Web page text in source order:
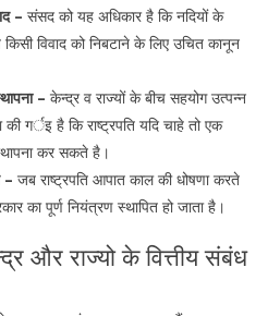
– संसद को यह अधिकार है कि नदियों के
विवाद को निबटाने के लिए उचित कानून
– केन्द्र व राज्यों के बीच सहयोग उत्पन्न
गर्इ है कि राष्ट्रपति यदि चाहे तो एक
कर सकते है।
– जब राष्ट्रपति आपात काल की धोषणा करते
का पूर्ण नियंत्रण स्थापित हो जाता है।
और राज्यो के वित्तीय संबंध